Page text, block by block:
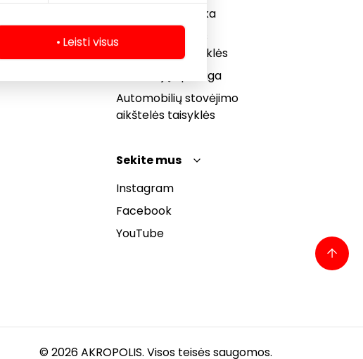
Leisti visus
Privatumo politika
Dovanų kortelės
bendrosios taisyklės
Pranešėjų apsauga
Automobilių stovėjimo
aikštelės taisyklės
Sekite mus
Instagram
Facebook
YouTube
© 2026 AKROPOLIS. Visos teisės saugomos.